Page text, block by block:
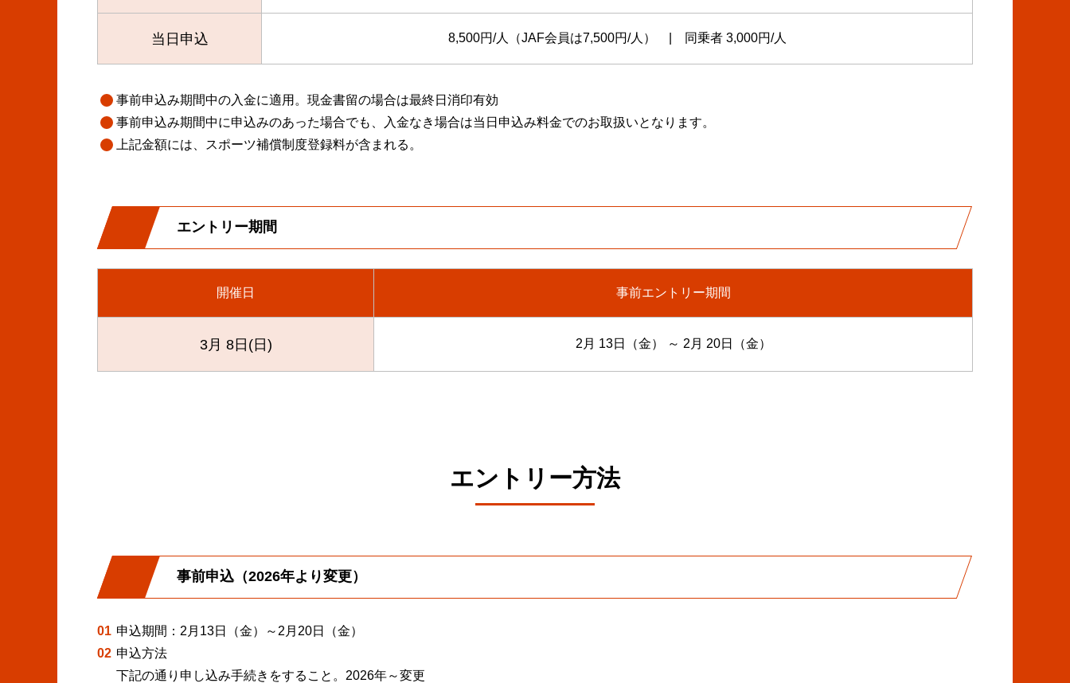
当日申込 8,500円/人（JAF会員は7,500円/人） | 同乗者 3,000円/人
事前申込み期間中の入金に適用。現金書留の場合は最終日消印有効
事前申込み期間中に申込みのあった場合でも、入金なき場合は当日申込み料金でのお取扱いとなります。
上記金額には、スポーツ補償制度登録料が含まれる。
エントリー期間
開催日 事前エントリー期間
3月 8日(日) 2月 13日（金） ～ 2月 20日（金）
エントリー方法
事前申込（2026年より変更）
01 申込期間：2月13日（金）～2月20日（金）
02 申込方法
下記の通り申し込み手続きをすること。2026年～変更